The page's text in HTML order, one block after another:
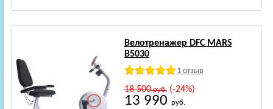
Велотренажер DFC MARS
В5030
1 отзыв
18 500руб.(-24%)
13 990 руб.